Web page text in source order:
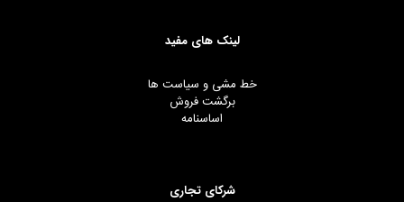
لینک های مفید
خط مشی و سیاست ها
برگشت فروش
اساسنامه
شرکای تجاری